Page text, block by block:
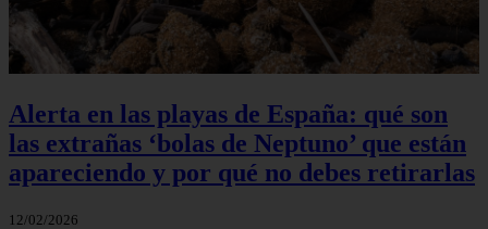
Alerta en las playas de España: qué son
las extrañas ‘bolas de Neptuno’ que están
apareciendo y por qué no debes retirarlas
12/02/2026